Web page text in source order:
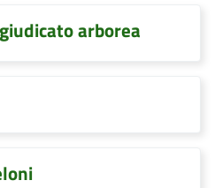
arborea